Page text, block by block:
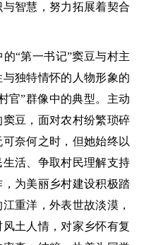
智慧，努力拓展着契合
“第一书记”窦豆与村主
独特情怀的人物形象的
官”群像中的典型。主动
豆，面对农村纷繁琐碎
奈何之时，但她始终以
活、争取村民理解支持
为美丽乡村建设积极踏
重洋，外表世故淡漠，
土人情，对家乡怀有复